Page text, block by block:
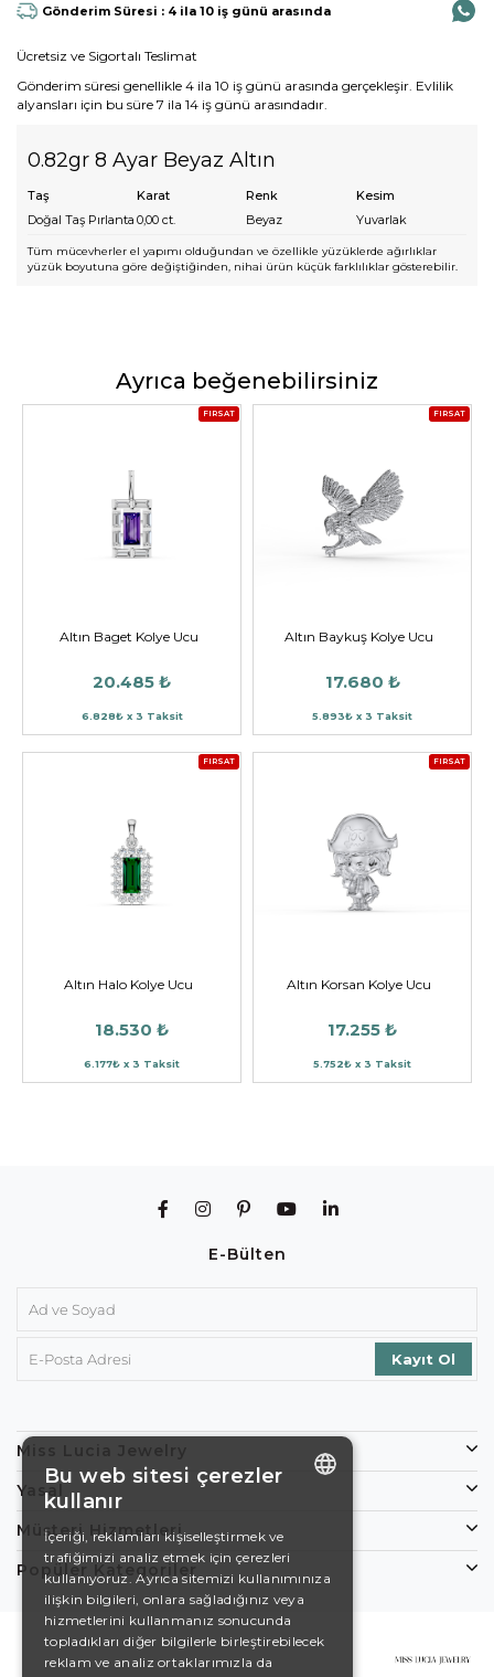
Gönderim Süresi : 4 ila 10 iş günü arasında
Ücretsiz ve Sigortalı Teslimat
Gönderim süresi genellikle 4 ila 10 iş günü arasında gerçekleşir. Evlilik
alyansları için bu süre 7 ila 14 iş günü arasındadır.
0.82gr 8 Ayar Beyaz Altın
Taş Karat Renk
Kesim
Doğal Taş Pırlanta 0,00 ct. Beyaz Yuvarlak
Tüm mücevherler el yapımı olduğundan ve özellikle yüzüklerde ağırlıklar
yüzük boyutuna göre değiştiğinden, nihai ürün küçük farklılıklar gösterebilir.
Ayrıca beğenebilirsiniz
FIRSAT
Altın Baget Kolye Ucu
20.485 ₺
6.828₺ x 3 Taksit
FIRSAT
Altın Baykuş Kolye Ucu
17.680 ₺
5.893₺ x 3 Taksit
FIRSAT
Altın Halo Kolye Ucu
18.530 ₺
6.177₺ x 3 Taksit
FIRSAT
Altın Korsan Kolye Ucu
17.255 ₺
5.752₺ x 3 Taksit
E-Bülten
Miss Lucia Jewelry
Yasal
Müşteri Hizmetleri
Popüler Kategoriler
DE
EN
SWEDISH
Bu web sitesi çerezler
kullanır
İçeriği, reklamları kişiselleştirmek ve
trafiğimizi analiz etmek için çerezleri
kullanıyoruz. Ayrıca sitemizi kullanımınıza
ilişkin bilgileri, onlara sağladığınız veya
hizmetlerini kullanmanız sonucunda
topladıkları diğer bilgilerle birleştirebilecek
reklam ve analiz ortaklarımızla da